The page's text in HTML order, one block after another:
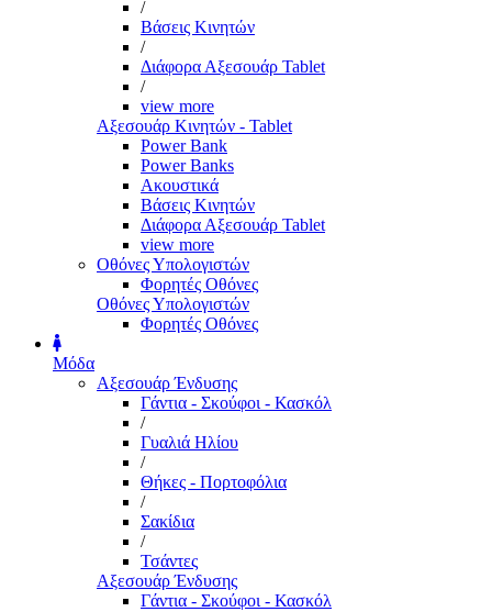
/
Βάσεις Κινητών
/
Διάφορα Αξεσουάρ Tablet
/
view more
Αξεσουάρ Κινητών - Tablet
Power Bank
Power Banks
Ακουστικά
Βάσεις Κινητών
Διάφορα Αξεσουάρ Tablet
view more
Οθόνες Υπολογιστών
Φορητές Οθόνες
Οθόνες Υπολογιστών
Φορητές Οθόνες
Μόδα
Αξεσουάρ Ένδυσης
Γάντια - Σκούφοι - Κασκόλ
/
Γυαλιά Ηλίου
/
Θήκες - Πορτοφόλια
/
Σακίδια
/
Τσάντες
Αξεσουάρ Ένδυσης
Γάντια - Σκούφοι - Κασκόλ